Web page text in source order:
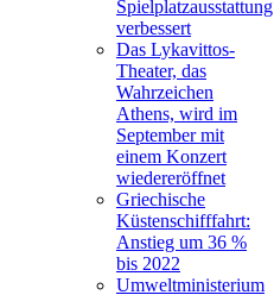
Spielplatzausstattung
verbessert
Das Lykavittos-
Theater, das
Wahrzeichen
Athens, wird im
September mit
einem Konzert
wiedereröffnet
Griechische
Küstenschifffahrt:
Anstieg um 36 %
bis 2022
Umweltministerium